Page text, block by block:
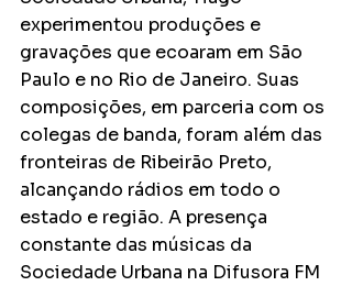
experimentou produções e
gravações que ecoaram em São
Paulo e no Rio de Janeiro. Suas
composições, em parceria com os
colegas de banda, foram além das
fronteiras de Ribeirão Preto,
alcançando rádios em todo o
estado e região. A presença
constante das músicas da
Sociedade Urbana na Difusora FM